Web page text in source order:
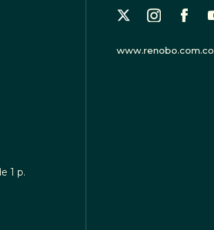
1 p.
www.renobo.com.co